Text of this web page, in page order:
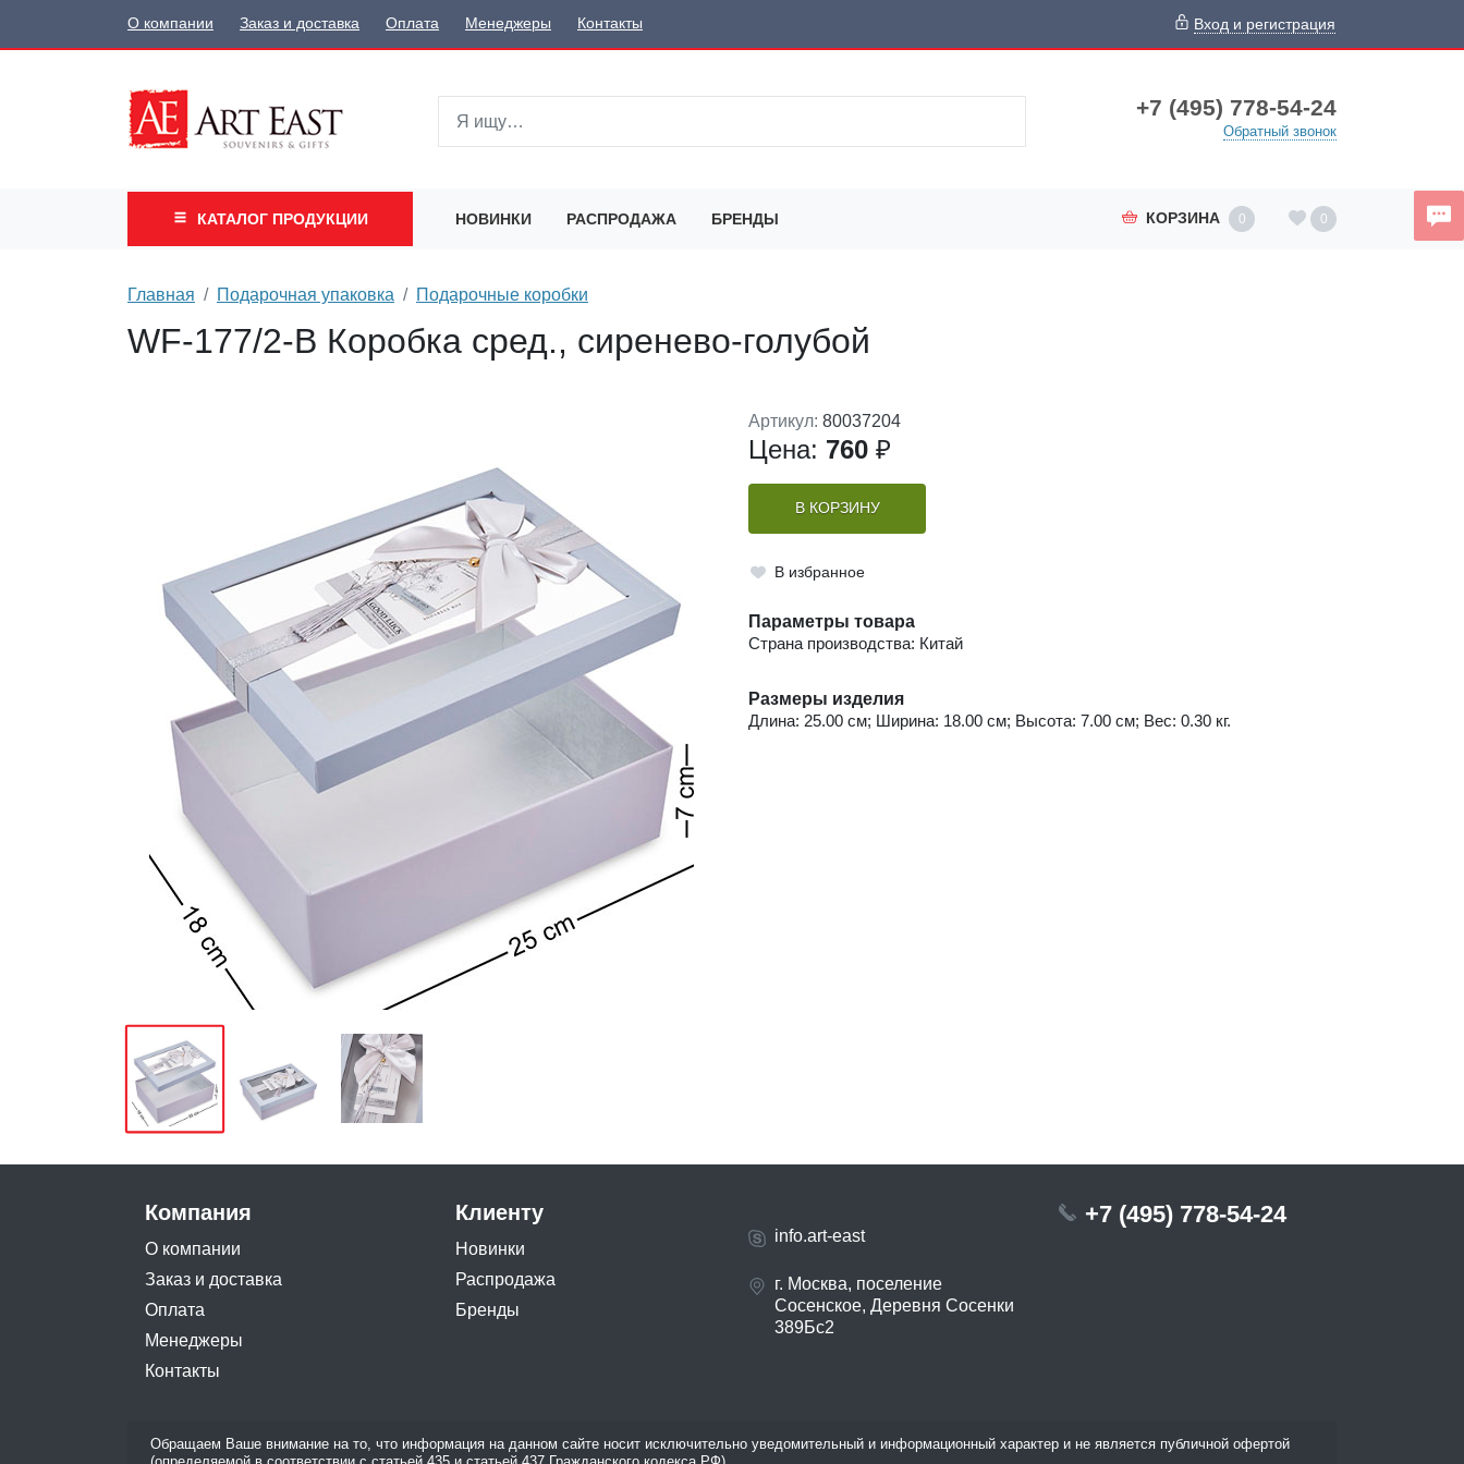
О компании Заказ и доставка Оплата Менеджеры Контакты Вход и регистрация
+7 (495) 778-54-24
Обратный звонок
КАТАЛОГ ПРОДУКЦИИ НОВИНКИ РАСПРОДАЖА БРЕНДЫ КОРЗИНА 0 0
Главная Подарочная упаковка Подарочные коробки
WF-177/2-B Коробка сред., сиренево-голубой
Артикул: 80037204
Цена: 760 ₽
В КОРЗИНУ
В избранное
Параметры товара
Страна производства: Китай
Размеры изделия
Длина: 25.00 см; Ширина: 18.00 см; Высота: 7.00 см; Вес: 0.30 кг.
Компания
О компании
Заказ и доставка
Оплата
Менеджеры
Контакты
Клиенту
Новинки
Распродажа
Бренды
info.art-east
г. Москва, поселение
Сосенское, Деревня Сосенки
389Бс2
+7 (495) 778-54-24
Обращаем Ваше внимание на то, что информация на данном сайте носит исключительно уведомительный и информационный характер и не является публичной офертой